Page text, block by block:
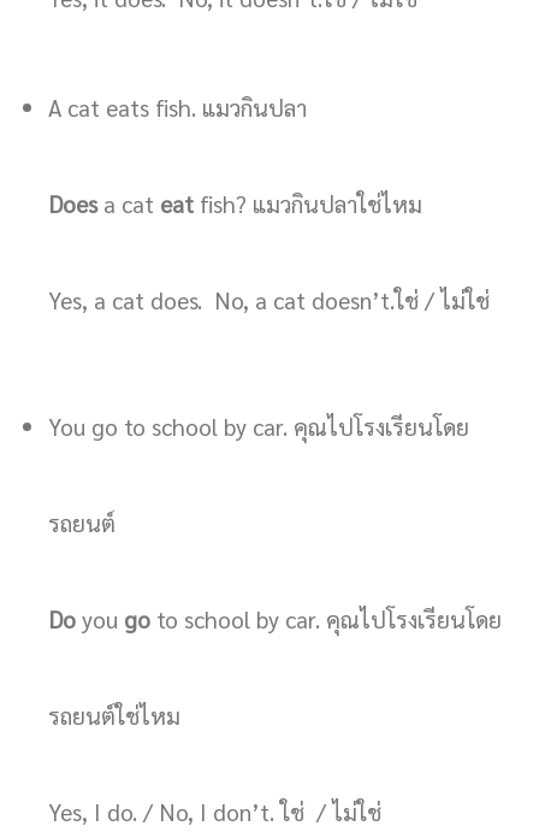
A cat eats fish. แมวกินปลา
Doesa cat eatfish? แมวกินปลาใช่ไหม
Yes, a cat does. No, a cat doesn’t.ใช่ / ไม่ใช่
You go to school by car. คุณไปโรงเรียนโดย
รถยนต์
Doyou goto school by car. คุณไปโรงเรียนโดย
รถยนต์ใช่ไหม
Yes, I do. / No, I don’t. ใช่ / ไม่ใช่